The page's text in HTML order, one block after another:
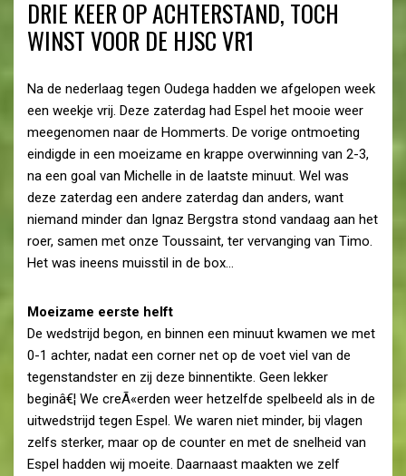
DRIE KEER OP ACHTERSTAND, TOCH
WINST VOOR DE HJSC VR1
Na de nederlaag tegen Oudega hadden we afgelopen week
een weekje vrij. Deze zaterdag had Espel het mooie weer
meegenomen naar de Hommerts. De vorige ontmoeting
eindigde in een moeizame en krappe overwinning van 2-3,
na een goal van Michelle in de laatste minuut. Wel was
deze zaterdag een andere zaterdag dan anders, want
niemand minder dan Ignaz Bergstra stond vandaag aan het
roer, samen met onze Toussaint, ter vervanging van Timo.
Het was ineens muisstil in de box…
Moeizame eerste helft
De wedstrijd begon, en binnen een minuut kwamen we met
0-1 achter, nadat een corner net op de voet viel van de
tegenstandster en zij deze binnentikte. Geen lekker
beginâ€¦ We creÃ«erden weer hetzelfde spelbeeld als in de
uitwedstrijd tegen Espel. We waren niet minder, bij vlagen
zelfs sterker, maar op de counter en met de snelheid van
Espel hadden wij moeite. Daarnaast maakten we zelf